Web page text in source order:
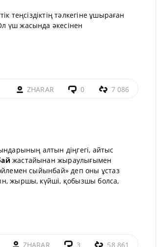
теңсіздіктің тәлкегіне ұшыраған
үш жасында әкесінен
ZHARAR 0 7 086
алтын діңгегі, айтыс
жастайынан жыраулығымен
сыйынбай» деп оны ұстаз
жыршы, күйші, қобызшы болса,
ZHARAR 3 58 861